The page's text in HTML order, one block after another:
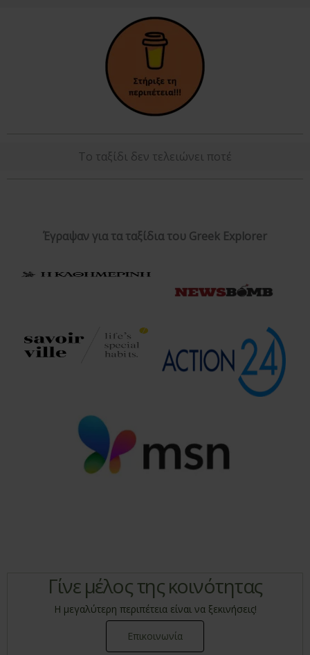
Το ταξίδι δεν τελειώνει ποτέ
Έγραψαν για τα ταξίδια του Greek Explorer
Γίνε μέλος της κοινότητας
Η μεγαλύτερη περιπέτεια είναι να ξεκινήσεις!
Επικοινωνία